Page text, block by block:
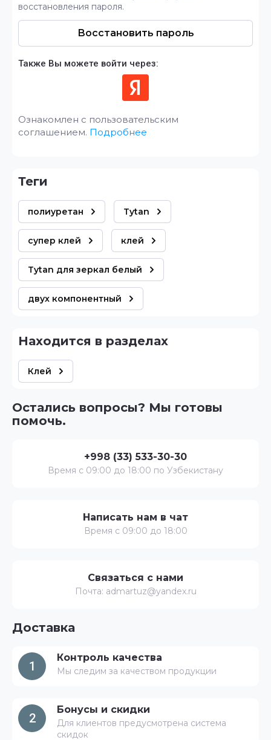
восстановления пароля.
Восстановить пароль
Также Вы можете войти через:
Ознакомлен с пользовательским
соглашением. Подробнее
теги
полиуретан Tytan
супер клей клей
Tytan для зеркал белый
двух компонентный
Находится в разделах
Клей
Доставка
1
Контроль качества
Мы следим за качеством продукции
2
Бонусы и скидки
Для клиентов предусмотрена система
скидок
Остались вопросы? Мы готовы
помочь.
+998 (33) 533-30-30
Время с 09:00 до 18:00 по Узбекистану
Написать нам в чат
Время с 09:00 до 18:00
Связаться с нами
Почта: admartuz@yandex.ru